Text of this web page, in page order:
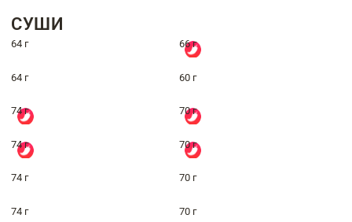
СУШИ
64 г 66 г
64 г 60 г
74 г 70 г
74 г 70 г
74 г 70 г
74 г 70 г